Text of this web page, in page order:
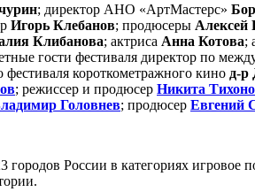
; директор АНО «АртМастерс»
Игорь Клебанов; продюсеры Алексей
Клибанова; актриса Анна Котова;
гости фестиваля директор по
короткометражного кино д-р
; режиссер и продюсер Никита
Головнев; продюсер Евгений
России в категориях